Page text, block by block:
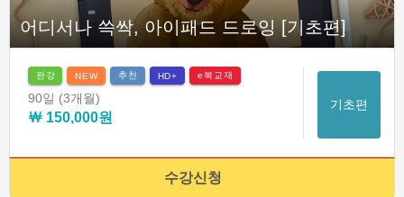
어디서나 쓱싹, 아이패드 드로잉 [기초편]
완강 NEW 추천 HD+ e북교재
90일 (3개월)
￦ 150,000원
기초편
수강신청